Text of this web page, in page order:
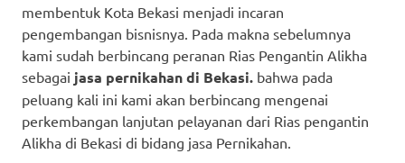
membentuk Kota Bekasi menjadi incaran
pengembangan bisnisnya. Pada makna sebelumnya
kami sudah berbincang peranan Rias Pengantin Alikha
sebagai jasa pernikahan di Bekasi. bahwa pada
peluang kali ini kami akan berbincang mengenai
perkembangan lanjutan pelayanan dari Rias pengantin
Alikha di Bekasi di bidang jasa Pernikahan.